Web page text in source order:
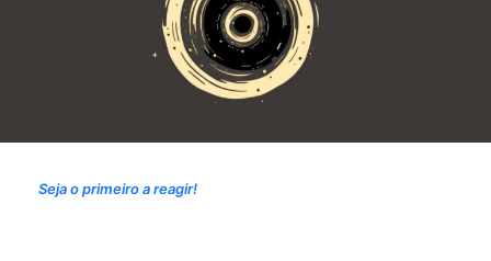
Seja o primeiro a reagir!